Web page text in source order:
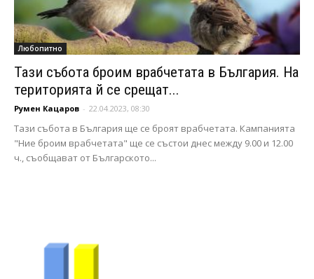
Любопитно
Тази събота броим врабчетата в България. На
територията й се срещат...
Румен Кацаров - 22.04.2023, 08:30
Тази събота в България ще се броят врабчетата. Кампанията
"Ние броим врабчетата" ще се състои днес между 9.00 и 12.00
ч., съобщават от Българското...